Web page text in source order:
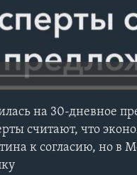
на 30-дневное
считают, что
к согласию, но в